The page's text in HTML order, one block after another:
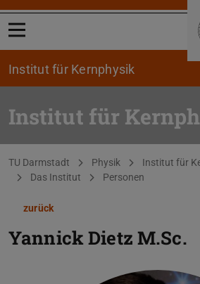
Menü öffnen
Institut für Kernphysik
Institut für
Sie befinden sich hier:
TU Darmstadt Physik
Institut für
Das Institut
Personen
zurück
Yannick Dietz M.Sc.